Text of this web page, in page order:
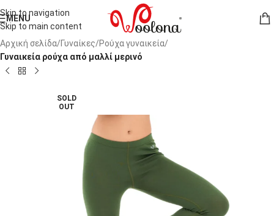
Skip to navigation
Skip to main content
MENU
Αρχική σελίδα Γυναίκες Ρούχα γυναικεία
Γυναικεία ρούχα από μαλλί μερινό
SOLD
OUT